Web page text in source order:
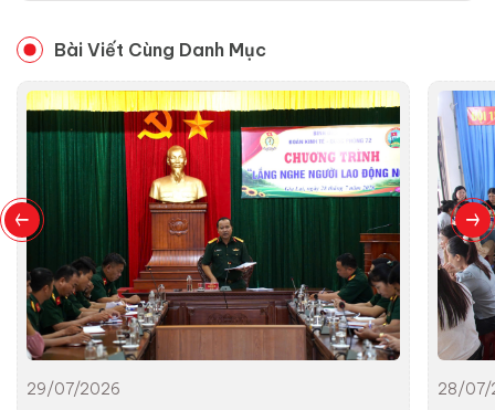
Bài Viết Cùng Danh Mục
29/07/2026 28/07/